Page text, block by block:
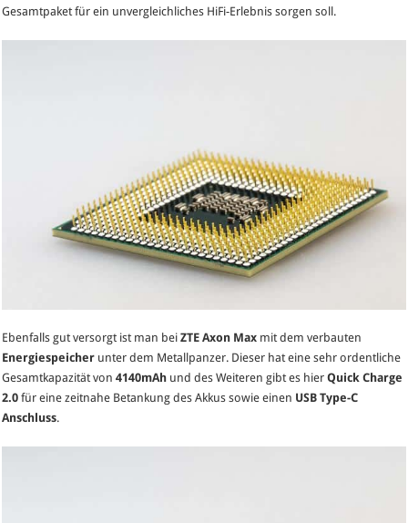
Gesamtpaket für ein unvergleichliches HiFi-Erlebnis sorgen soll.
Ebenfalls gut versorgt ist man beiZTE Axon Max mit dem verbauten
Energiespeicher unter dem Metallpanzer. Dieser hat eine sehr ordentliche
Gesamtkapazität von4140mAh und des Weiteren gibt es hierQuick Charge
2.0 für eine zeitnahe Betankung des Akkus sowie einen USB Type-C
Anschluss.